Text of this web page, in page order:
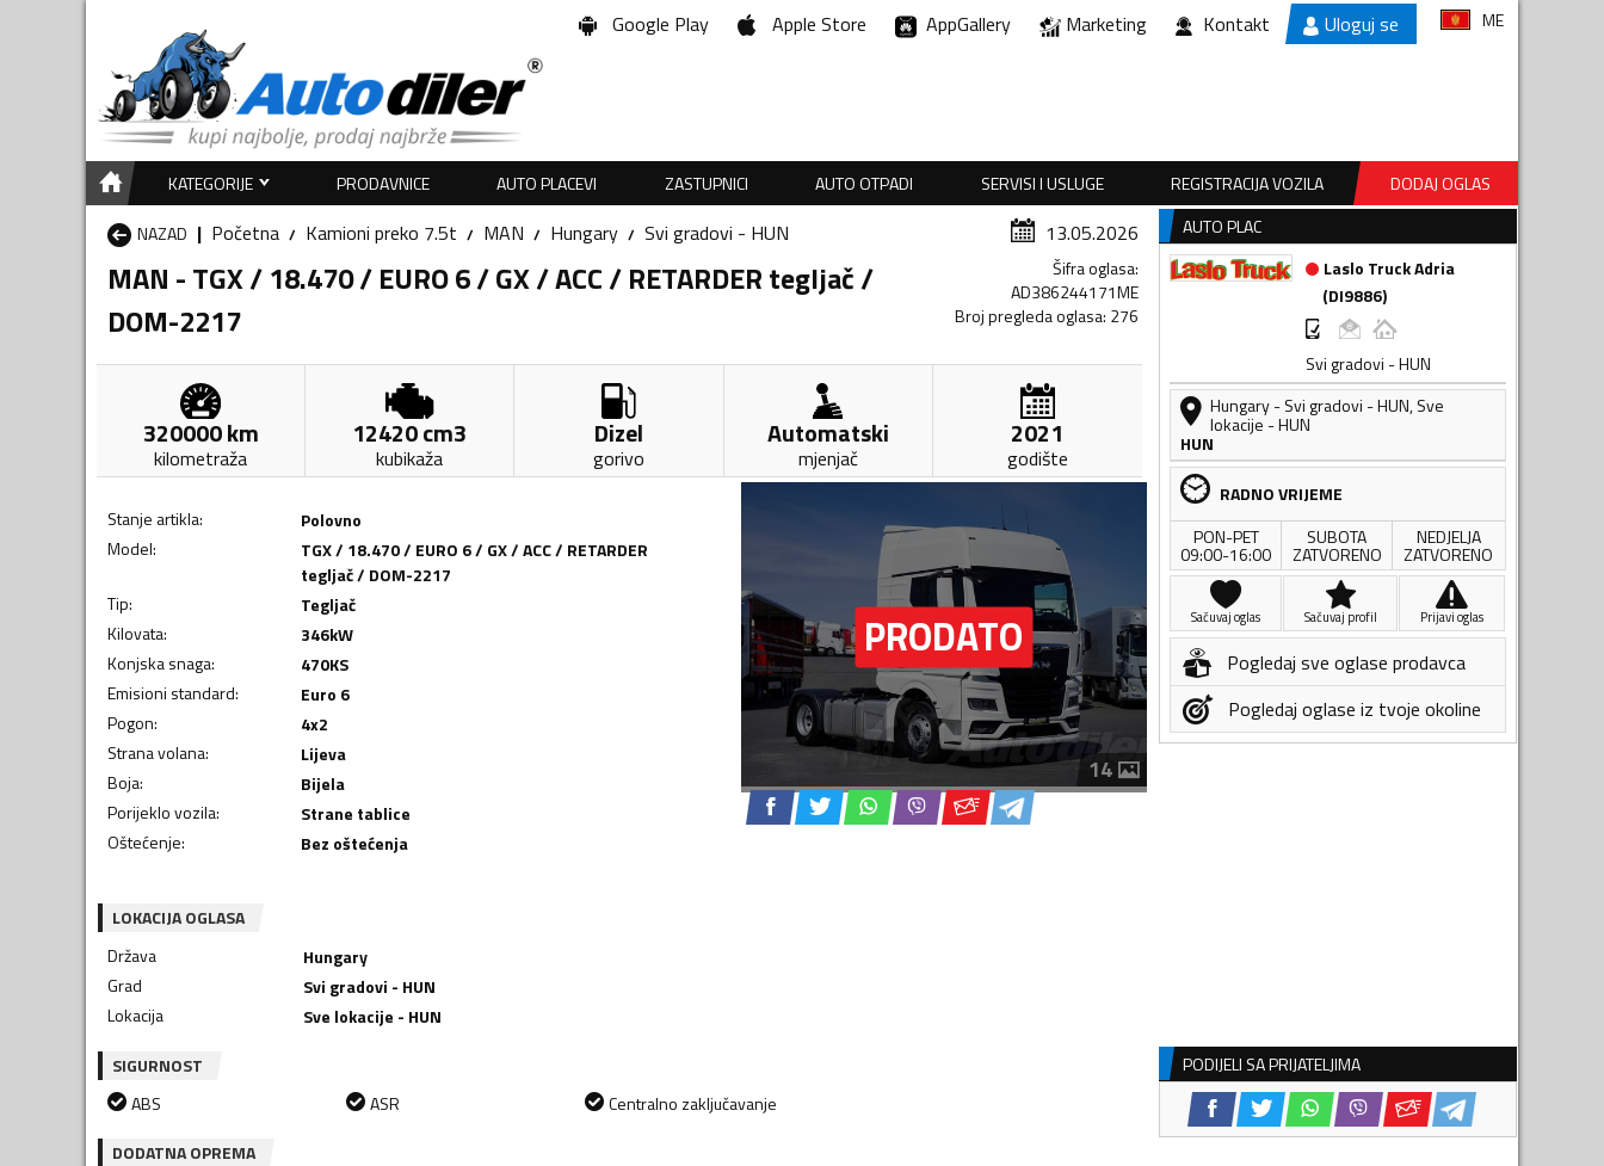
Google Play Apple Store AppGallery Marketing Kontakt Uloguj se ME
KATEGORIJE PRODAVNICE AUTO PLACEVI ZASTUPNICI AUTO OTPADI SERVISI I USLUGE REGISTRACIJA VOZILA
DODAJ OGLAS
NAZAD
Početna Kamioni preko 7.5t MAN Hungary Svi gradovi - HUN 13.05.2026
MAN - TGX / 18.470 / EURO 6 / GX / ACC / RETARDER tegljač /
DOM-2217
Šifra oglasa:
AD386244171ME
Broj pregleda oglasa: 276
320000km
kilometraža
12420cm3
kubikaža
Dizel
gorivo
Automatski
mjenjač
2021
godište
Stanje artikla:
Polovno
Model:
TGX / 18.470 / EURO 6 / GX / ACC / RETARDER
tegljač / DOM-2217
Tip:
Tegljač
Kilovata: 346kW
Konjska snaga: 470KS
Emisioni standard:
Euro 6
Pogon:
4x2
Strana volana:
Lijeva
Boja:
Bijela
Porijeklo vozila:
Strane tablice
Oštećenje: Bez oštećenja
14
LOKACIJA OGLASA
Država
Hungary
Grad
Svi gradovi - HUN
Lokacija
Sve lokacije - HUN
SIGURNOST
ABS
ASR
Centralno zaključavanje
DODATNA OPREMA
AUTO PLAC
Laslo Truck Adria
(DI9886)
Svi gradovi - HUN
Hungary-Svi gradovi - HUN,Sve
lokacije - HUN
HUN
RADNO VRIJEME
PON-PET
09:00-16:00
SUBOTA
ZATVORENO
NEDJELJA
ZATVORENO
Sačuvaj oglas Sačuvaj profil Prijavi oglas
Pogledaj sve oglase prodavca
Pogledaj oglase iz tvoje okoline
PODIJELI SA PRIJATELJIMA